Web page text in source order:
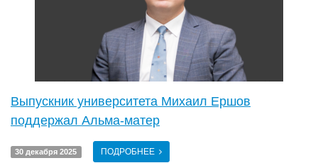
Выпускник университета Михаил Ершов
поддержал Альма-матер
30 декабря 2025 ПОДРОБНЕЕ